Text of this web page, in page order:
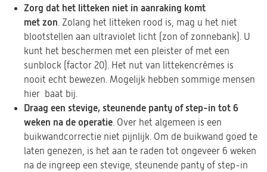
Zorg dat het litteken niet in aanraking komt
met zon. Zolang het litteken rood is, mag u het niet
blootstellen aan ultraviolet licht (zon of zonnebank). U
kunt het beschermen met een pleister of met een
sunblock (factor 20). Het nut van littekencrèmes is
nooit echt bewezen. Mogelijk hebben sommige mensen
hier baat bij.
Draag een stevige, steunende panty of step-in tot 6
weken na de operatie. Over het algemeen is een
buikwandcorrectie niet pijnlijk. Om de buikwand goed te
laten genezen, is het aan te raden tot ongeveer 6 weken
na de ingreep een stevige, steunende panty of step-in